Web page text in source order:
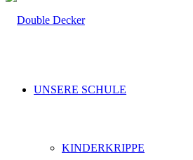
UNSERE SCHULE
KINDERKRIPPE